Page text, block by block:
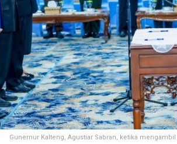
Gunernur Kalteng, Agustiar Sabran, ketika